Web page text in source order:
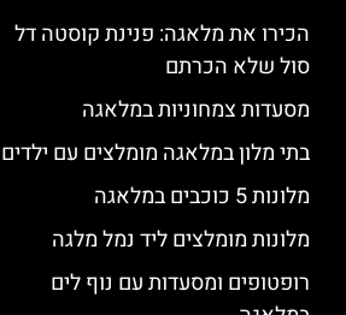
הכירו את מלאגה: פנינת קוסטה דל
סול שלא הכרתם
מסעדות צמחוניות במלאגה
בתי מלון במלאגה מומלצים עם ילדים
מלונות 5 כוכבים במלאגה
מלונות מומלצים ליד נמל מלגה
רופטופים ומסעדות עם נוף לים